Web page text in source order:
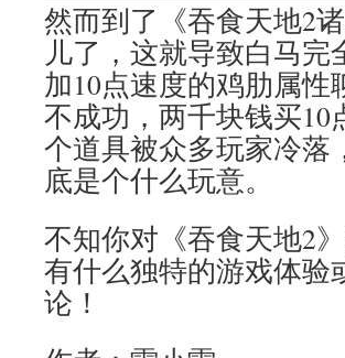
然而到了《吞食天地2
儿了，这就导致白马
加10点速度的鸡肋属
不成功，两千块钱买
个道具被众多玩家冷落
底是个什么玩意。
不知你对《吞食天地2
有什么独特的游戏体验
论！